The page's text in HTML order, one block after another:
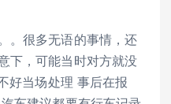
。很多无语的事情，还
下，可能当时对方就没
好当场处理 事后在报